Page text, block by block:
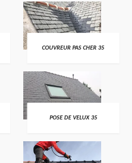
COUVREUR PAS CHER 35
POSE DE VELUX 35